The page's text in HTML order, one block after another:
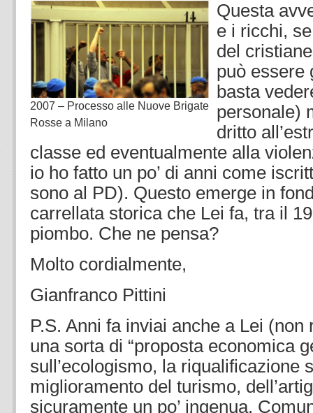
2007 – Processo alle Nuove Brigate
Rosse a Milano
Questa
e i ricchi,
del
può essere
basta
personale)
dritto
classe ed eventualmente alla
io ho fatto un po’ di anni come
sono al PD). Questo emerge in
carrellata storica che Lei fa, tra il
piombo. Che ne pensa?
Molto cordialmente,
Gianfranco Pittini
P.S. Anni fa inviai anche a Lei
una sorta di “proposta economica
sull’ecologismo, la riqualificazione
miglioramento del turismo,
sicuramente un po’ ingenua.